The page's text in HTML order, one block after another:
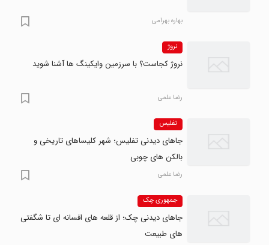
بهاره بهرامی
نروژ
نروژ کجاست؟ با سرزمین وایکینگ ها آشنا شوید
رضا علمی
تفلیس
جاهای دیدنی تفلیس؛ شهر کلیساهای تاریخی و
بالکن های چوبی
رضا علمی
جمهوری چک
جاهای دیدنی چک؛ از قلعه های افسانه ای تا شگفتی
های طبیعت